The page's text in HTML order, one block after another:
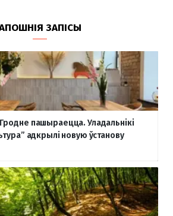
ЗАПІСЫ
пашыраецца. Уладальнікі
адкрылі новую ўстанову